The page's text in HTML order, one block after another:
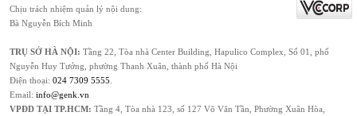
Chịu trách nhiệm quản lý nội dung:
Bà Nguyễn Bích Minh
TRỤ SỞ HÀ NỘI: Tầng 22, Tòa nhà Center Building, Hapulico Complex, Số 01, phố
Nguyễn Huy Tưởng, phường Thanh Xuân, thành phố Hà Nội
Điện thoại: 024 7309 5555
Email: info@genk.vn
VPĐD TẠI TP.HCM: Tầng 4, Tòa nhà 123, số 127 Võ Văn Tần, Phường Xuân Hòa,